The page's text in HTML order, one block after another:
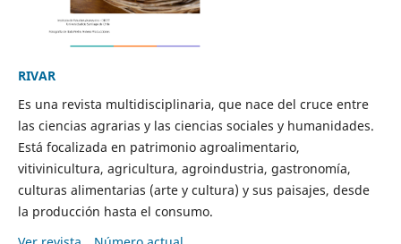
RIVAR
Es una revista multidisciplinaria, que nace del cruce entre
las ciencias agrarias y las ciencias sociales y humanidades.
Está focalizada en patrimonio agroalimentario,
vitivinicultura, agricultura, agroindustria, gastronomía,
culturas alimentarias (arte y cultura) y sus paisajes, desde
la producción hasta el consumo.